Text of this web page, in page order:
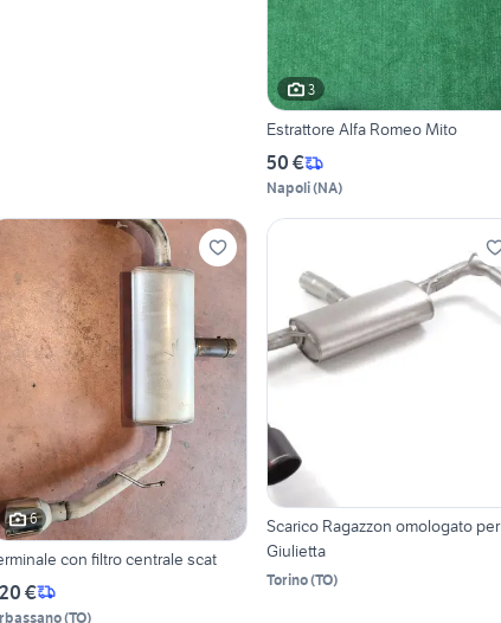
3
Estrattore Alfa Romeo Mito
50 €
Napoli(NA)
6
con filtro centrale scat
€
(TO)
Scarico Ragazzon omologato per
Giulietta
Torino(TO)